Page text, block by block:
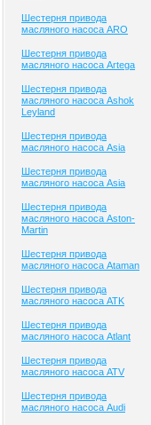
Шестерня привода
масляного насоса ARO
Шестерня привода
масляного насоса Artega
Шестерня привода
масляного насоса Ashok
Leyland
Шестерня привода
масляного насоса Asia
Шестерня привода
масляного насоса Asia
Шестерня привода
масляного насоса Aston-
Martin
Шестерня привода
масляного насоса Ataman
Шестерня привода
масляного насоса ATK
Шестерня привода
масляного насоса Atlant
Шестерня привода
масляного насоса ATV
Шестерня привода
масляного насоса Audi